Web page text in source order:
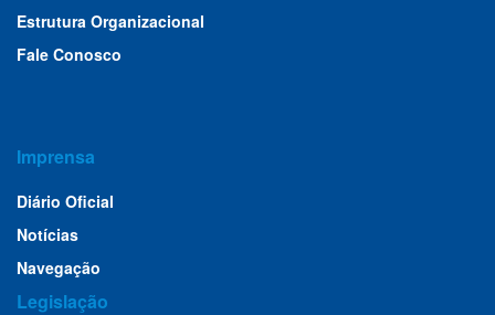
Estrutura Organizacional
Fale Conosco
Imprensa
Diário Oficial
Notícias
Navegação
Legislação